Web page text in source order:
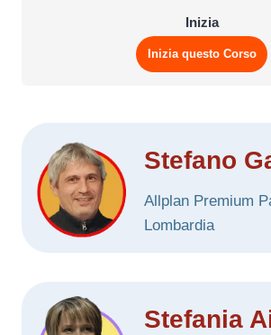
Inizia
Inizia questo Corso
Stefano
Allplan Premium
Lombardia
Stefania